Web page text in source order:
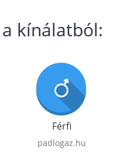
kínálatból:
Férfi
padlogaz.hu